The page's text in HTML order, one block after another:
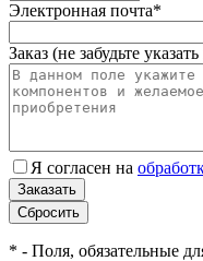
Электронная почта*
Заказ (не забудьте
Я согласен на
* - Поля, обязательные